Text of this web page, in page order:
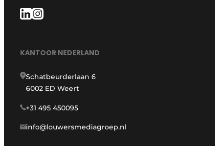
KANTOOR NEDERLAND
Schatbeurderlaan 6
6002 ED Weert
+31 495 450095
info@louwersmediagroep.nl